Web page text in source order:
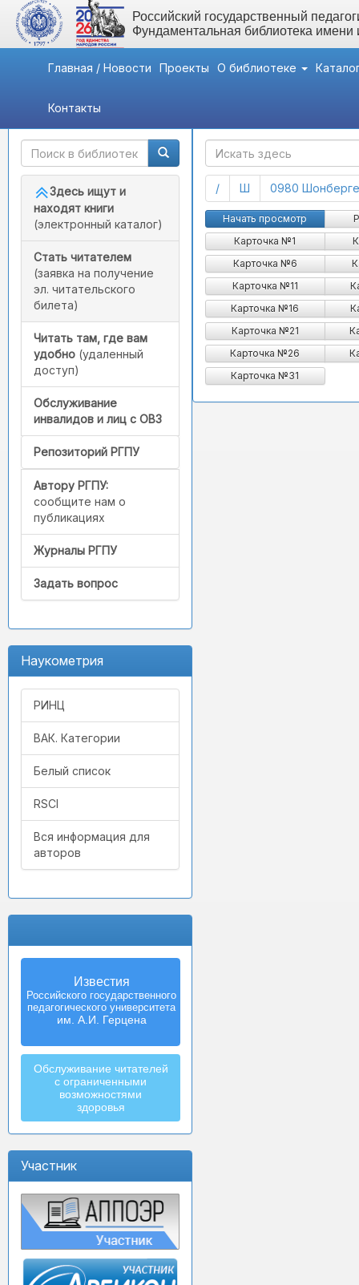
Российский государственный
Фундаментальная библиотека
Главная / Новости Проекты О библиотеке
Контакты
Быстрый доступ
Здесь ищут и
находят книги
(электронный каталог)
Стать читателем
(заявка на получение
эл. читательского
билета)
Читать там, где вам
удобно (удаленный
доступ)
Обслуживание
инвалидов и лиц с ОВЗ
Репозиторий РГПУ
Автору РГПУ:
сообщите нам о
публикациях
Журналы РГПУ
Задать вопрос
Наукометрия
РИНЦ
ВАК. Категории
Белый список
RSCI
Вся информация для
авторов
Известия
Российского государственного
педагогического университета
им. А.И. Герцена
Обслуживание читателей
с ограниченными
возможностями
здоровья
Участник
/(current)
Ш (current)
0980
Начать просмотр
Карточка №1
Карточка №6
Карточка №11
Карточка №16
Карточка №21
Карточка №26
Карточка №31